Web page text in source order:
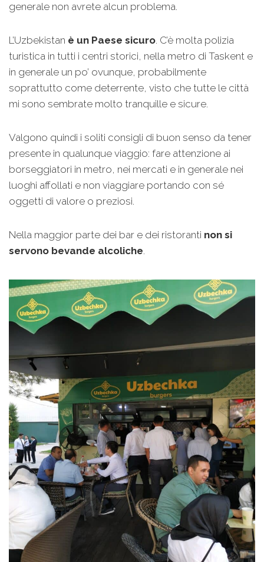
generale non avrete alcun problema.
L’Uzbekistan è un Paese sicuro. C’è molta polizia
turistica in tutti i centri storici, nella metro di Taskent e
in generale un po’ ovunque, probabilmente
soprattutto come deterrente, visto che tutte le città
mi sono sembrate molto tranquille e sicure.
Valgono quindi i soliti consigli di buon senso da tener
presente in qualunque viaggio: fare attenzione ai
borseggiatori in metro, nei mercati e in generale nei
luoghi affollati e non viaggiare portando con sé
oggetti di valore o preziosi.
Nella maggior parte dei bar e dei ristoranti non si
servono bevande alcoliche.